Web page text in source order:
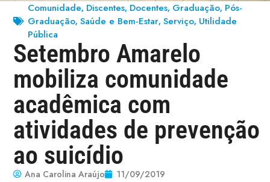
Comunidade, Discentes, Docentes, Graduação, Pós-
Graduação,Saúde e Bem-Estar,Serviço, Utilidade
Pública
Setembro Amarelo
mobiliza comunidade
acadêmica com
atividades de prevenção
ao suicídio
Ana Carolina Araújo 11/09/2019